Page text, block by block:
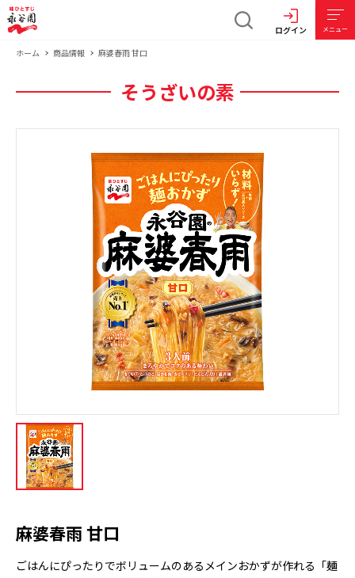
ログイン メニュー
ホーム 商品情報 麻婆春雨 甘口
そうざいの素
麻婆春雨 甘口
ごはんにぴったりでボリュームのあるメインおかずが作れる「麺